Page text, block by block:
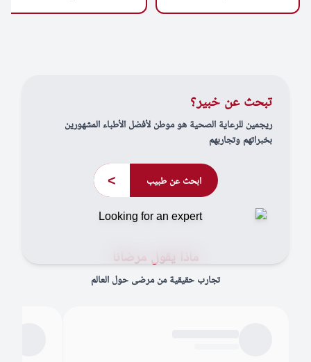
تبحث عن خبير؟
ريجمين للرعاية الصحية هو موطن لأفضل الأطباء المشهورين
بخبراتهم وتجاربهم
ابحث عن طبيب >
ماذا يقول مرضانا
تجارب حقيقية من مرضى حول العالم